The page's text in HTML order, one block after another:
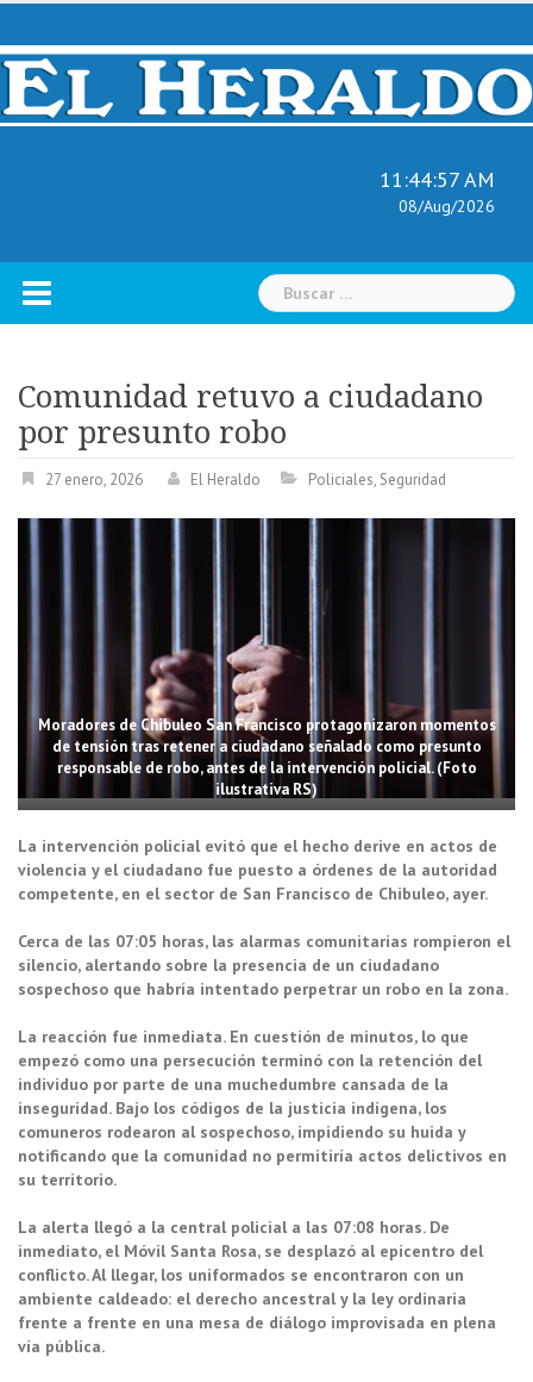
Skip
content
11:44:58 AM
08/Aug/2026
Buscar:
Comunidad retuvo a ciudadano
por presunto robo
27 enero, 2026 El Heraldo Policiales, Seguridad
Moradores de Chibuleo San Francisco protagonizaron momentos
de tensión tras retener a ciudadano señalado como presunto
responsable de robo, antes de la intervención policial. (Foto
ilustrativa RS)
La intervención policial evitó que el hecho derive en actos de
violencia y el ciudadano fue puesto a órdenes de la autoridad
competente, en el sector de San Francisco de Chibuleo, ayer.
Cerca de las 07:05 horas, las alarmas comunitarias rompieron el
silencio, alertando sobre la presencia de un ciudadano
sospechoso que habría intentado perpetrar un robo en la zona.
La reacción fue inmediata. En cuestión de minutos, lo que
empezó como una persecución terminó con la retención del
individuo por parte de una muchedumbre cansada de la
inseguridad. Bajo los códigos de la justicia indígena, los
comuneros rodearon al sospechoso, impidiendo su huida y
notificando que la comunidad no permitiría actos delictivos en
su territorio.
La alerta llegó a la central policial a las 07:08 horas. De
inmediato, el Móvil Santa Rosa, se desplazó al epicentro del
conflicto. Al llegar, los uniformados se encontraron con un
ambiente caldeado: el derecho ancestral y la ley ordinaria
frente a frente en una mesa de diálogo improvisada en plena
vía pública.